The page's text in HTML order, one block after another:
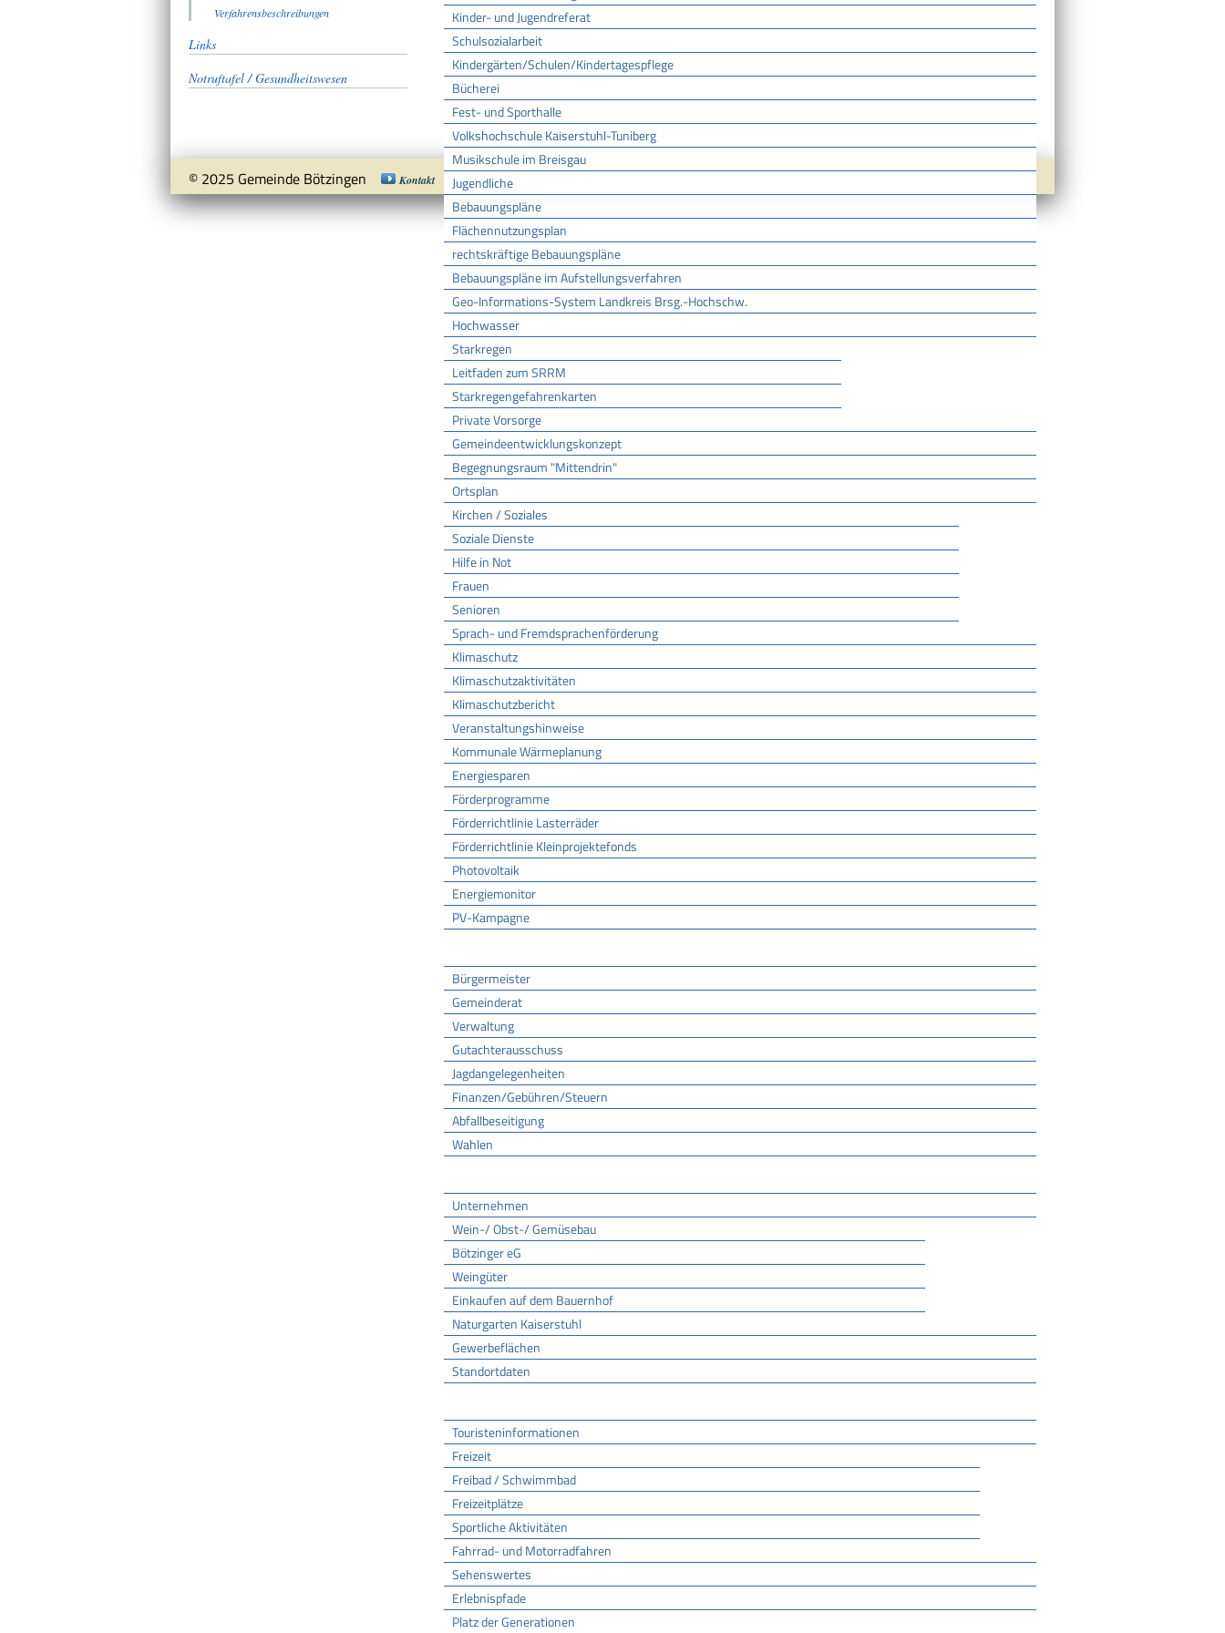
Kinder- und Jugendreferat
Schulsozialarbeit
Kindergärten/Schulen/Kindertagespflege
Bücherei
Fest- und Sporthalle
Volkshochschule Kaiserstuhl-Tuniberg
Musikschule im Breisgau
Jugendliche
Bebauungspläne
Flächennutzungsplan
rechtskräftige Bebauungspläne
Bebauungspläne im Aufstellungsverfahren
Geo-Informations-System Landkreis Brsg.-Hochschw.
Hochwasser
Starkregen
Leitfaden zum SRRM
Starkregengefahrenkarten
Private Vorsorge
Gemeindeentwicklungskonzept
Begegnungsraum "Mittendrin"
Ortsplan
Kirchen / Soziales
Soziale Dienste
Hilfe in Not
Frauen
Senioren
Sprach- und Fremdsprachenförderung
Klimaschutz
Klimaschutzaktivitäten
Klimaschutzbericht
Veranstaltungshinweise
Kommunale Wärmeplanung
Energiesparen
Förderprogramme
Förderrichtlinie Lasterräder
Förderrichtlinie Kleinprojektefonds
Photovoltaik
Energiemonitor
PV-Kampagne
Bürgermeister
Gemeinderat
Verwaltung
Gutachterausschuss
Jagdangelegenheiten
Finanzen/Gebühren/Steuern
Abfallbeseitigung
Wahlen
Unternehmen
Wein-/ Obst-/ Gemüsebau
Bötzinger eG
Weingüter
Einkaufen auf dem Bauernhof
Naturgarten Kaiserstuhl
Gewerbeflächen
Standortdaten
Touristeninformationen
Freizeit
Freibad / Schwimmbad
Freizeitplätze
Sportliche Aktivitäten
Fahrrad- und Motorradfahren
Sehenswertes
Erlebnispfade
Platz der Generationen
Verfahrensbeschreibungen
Links
Notruftafel / Gesundheitswesen
© 2025 Gemeinde Bötzingen Kontakt Impressum